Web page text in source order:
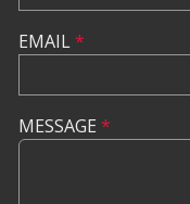
EMAIL*
MESSAGE *